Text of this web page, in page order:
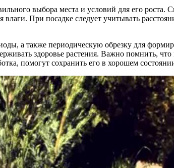
выбора места и условий для его
При посадке следует учитывать
а также периодическую обрезку для
здоровье растения. Важно помнить,
помогут сохранить его в хорошем